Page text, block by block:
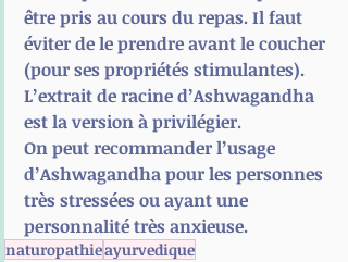
être pris au cours du repas. Il faut
éviter de le prendre avant le coucher
(pour ses propriétés stimulantes).
L’extrait de racine d’Ashwagandha
est la version à privilégier.
On peut recommander l’usage
d’Ashwagandha pour les personnes
très stressées ou ayant une
personnalité très anxieuse.
naturopathieayurvedique